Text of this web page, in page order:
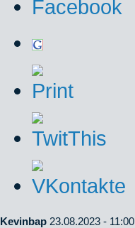
Kevinbap 23.08.2023 - 11:00